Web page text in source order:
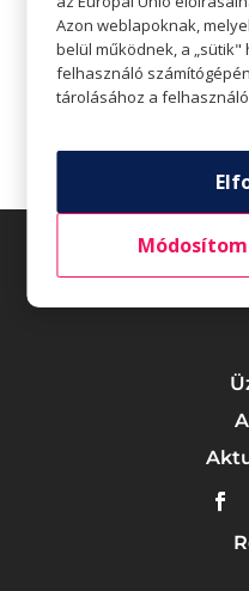
Az üzletek
aktuális üzlet
és
Azon weblapoknak,
belül működnek, a
felhasználó
tárolásához a